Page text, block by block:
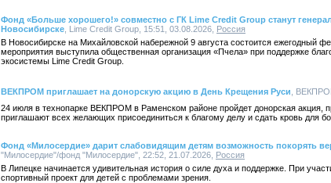
Фонд «Больше хорошего!» совместно с ГК Lime Credit Group станут
Новосибирске , Lime Credit Group, 15:51, 03.08.2026, Россия
В Новосибирске на Михайловской набережной 9 августа состоится ежегодный
мероприятия выступила общественная организация «Пчела» при поддержке
экосистемы Lime Credit Group.
ВЕКПРОМ приглашает на донорскую акцию в День Крещения Руси ,
24 июля в технопарке ВЕКПРОМ в Раменском районе пройдет донорская акция,
приглашают всех желающих присоединиться к благому делу и сдать кровь для
Фонд «Милосердие» дарит слабовидящим детям возможность покорять
"Милосердие"/фонд "Милосердие", 22:52, 21.07.2026, Россия
В Липецке начинается удивительная история о силе духа и поддержке. При
спортивный проект для детей с проблемами зрения.